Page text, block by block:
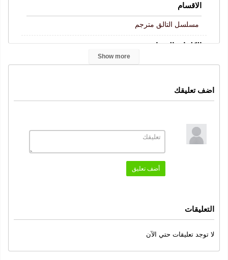
الاقسام
مسلسل التالق مترجم
الكلمات المفتاحية
Fer
, التالق الحلقة 8 , مسلسل التالق, التالق, الحلقة 8 ,
موقع قرمزي
دراما رومانسي
ايزجي سليم
2025
الجودة
FULL DH 1080
Show more
اضف تعليقك
أضف تعليق
التعليقات
لا توجد تعليقات حتي الآن